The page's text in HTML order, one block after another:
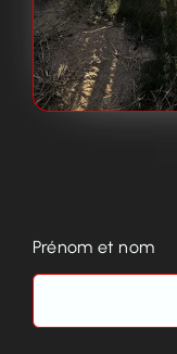
Prénom et nom